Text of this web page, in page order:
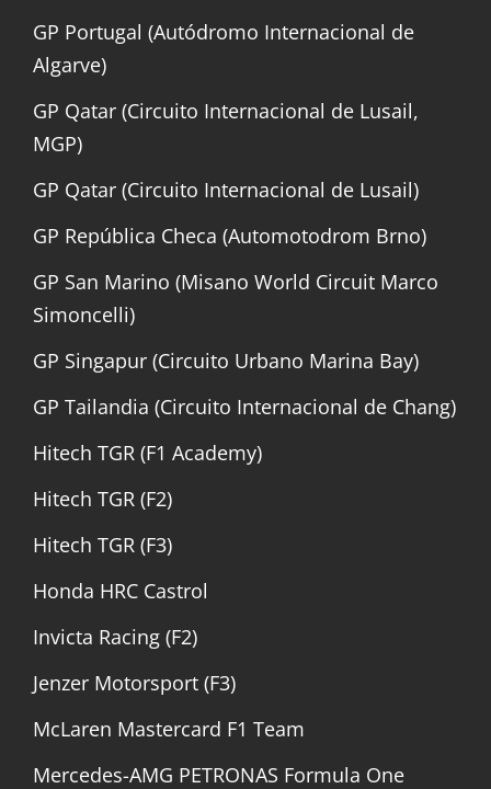
GP Portugal (Autódromo Internacional de
Algarve)
GP Qatar (Circuito Internacional de Lusail,
MGP)
GP Qatar (Circuito Internacional de Lusail)
GP República Checa (Automotodrom Brno)
GP San Marino (Misano World Circuit Marco
Simoncelli)
GP Singapur (Circuito Urbano Marina Bay)
GP Tailandia (Circuito Internacional de Chang)
Hitech TGR (F1 Academy)
Hitech TGR (F2)
Hitech TGR (F3)
Honda HRC Castrol
Invicta Racing (F2)
Jenzer Motorsport (F3)
McLaren Mastercard F1 Team
Mercedes-AMG PETRONAS Formula One